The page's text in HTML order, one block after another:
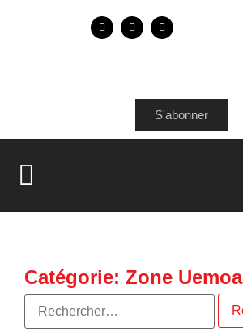
S'abonner
Catégorie: Zone Uemoa